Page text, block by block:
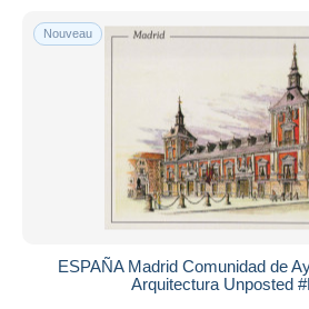
Nouveau
ESPAÑA Madrid Comunidad de
Arquitectura Unposted